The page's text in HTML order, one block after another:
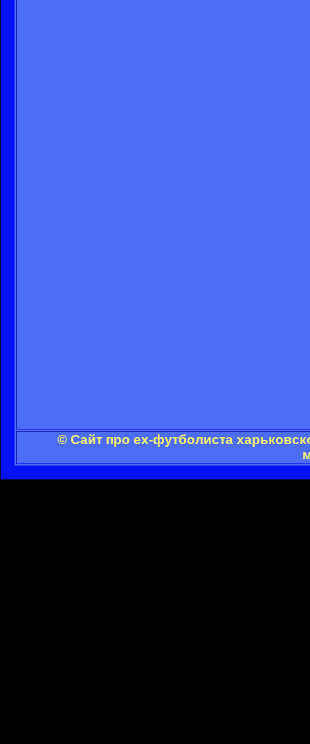
© Сайт про ex-футболиста